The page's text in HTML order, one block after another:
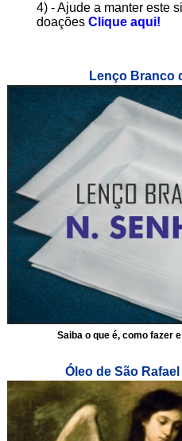
4) - Ajude a manter este
doações Clique aqui!
Lenço Branco
Saiba o que é, como fazer
Óleo de São